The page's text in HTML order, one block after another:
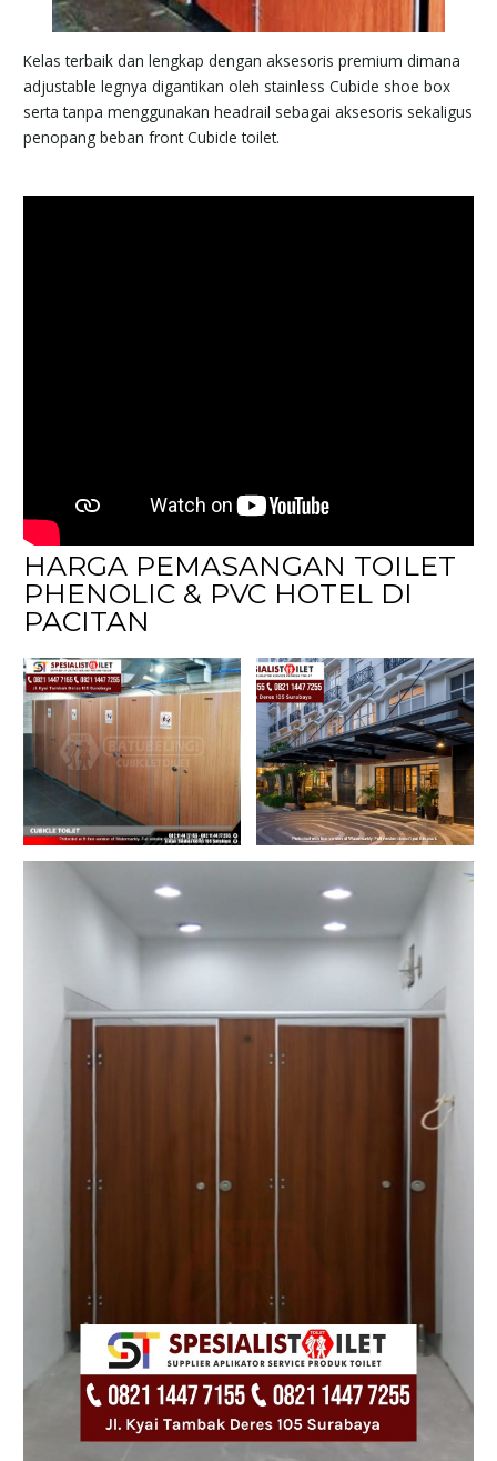
Kelas terbaik dan lengkap dengan aksesoris premium dimana
adjustable legnya digantikan oleh stainless Cubicle shoe box
serta tanpa menggunakan headrail sebagai aksesoris sekaligus
penopang beban front Cubicle toilet.
HARGA PEMASANGAN TOILET
PHENOLIC & PVC HOTEL DI
PACITAN